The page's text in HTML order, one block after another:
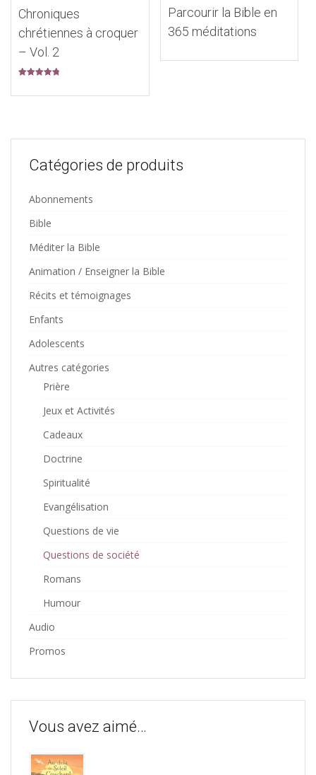
Chroniques
chrétiennes à croquer
– Vol. 2
Parcourir la Bible en
365 méditations
Catégories de produits
Abonnements
Bible
Méditer la Bible
Animation / Enseigner la Bible
Récits et témoignages
Enfants
Adolescents
Autres catégories
Prière
Jeux et Activités
Cadeaux
Doctrine
Spiritualité
Evangélisation
Questions de vie
Questions de société
Romans
Humour
Audio
Promos
Vous avez aimé…